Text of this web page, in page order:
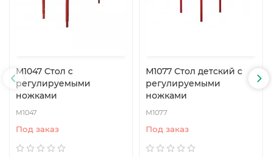
М1047 Стол с
регулируемыми
ножками
М1047
Под заказ
М1077 Стол детский с
регулируемыми
ножками
М1077
Под заказ